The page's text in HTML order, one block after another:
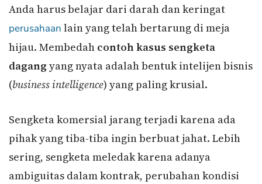
Anda harus belajar dari darah dan keringat
perusahaan lain yang telah bertarung di meja
hijau. Membedah contoh kasus sengketa
dagang yang nyata adalah bentuk intelijen bisnis
(business intelligence) yang paling krusial.
Sengketa komersial jarang terjadi karena ada
pihak yang tiba-tiba ingin berbuat jahat. Lebih
sering, sengketa meledak karena adanya
ambiguitas dalam kontrak, perubahan kondisi